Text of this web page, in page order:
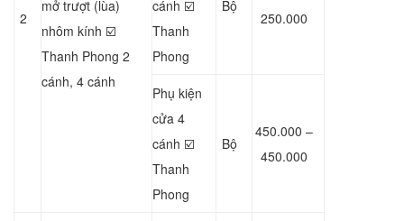
2
mở trượt (lùa)
nhôm kính ☑️
Thanh Phong 2
cánh, 4 cánh
cánh ☑️
Thanh
Phong
Bộ
250.000
Phụ kiện
cửa 4
cánh ☑️
Thanh
Phong
Bộ
450.000 –
450.000